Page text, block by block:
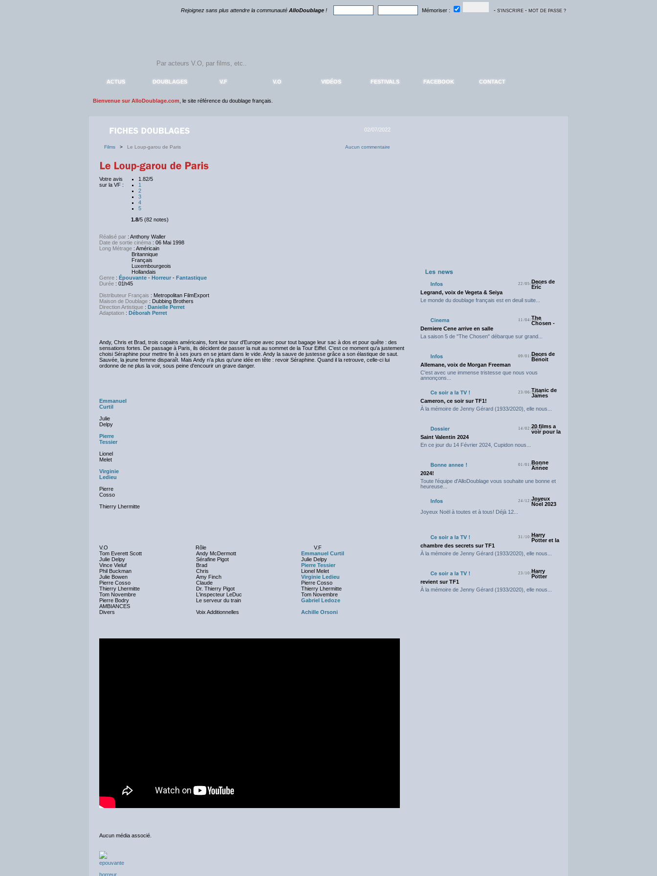
Rejoignez sans plus attendre la communauté AlloDoublage! Mémoriser : - S'INSCRIRE- MOT DE PASSE ?
ACTUS DOUBLAGES V.F V.O VIDÉOS FESTIVALS FACEBOOK CONTACT
Bienvenue sur AlloDoublage.com , le site référence du doublage français.
02/07/2022
Films > Le Loup-garou de Paris Aucun commentaire
Votre avis
sur la VF :
1.82/5
1
2
3
4
5
1.8/5 (82 notes)
Réalisé par : Anthony Waller
Date de sortie cinéma : 06 Mai 1998
Long Métrage : Américain
Britannique
Français
Luxembourgeois
Hollandais
Genre : Épouvante - Horreur - Fantastique
Durée : 01h45
Distributeur Français : Metropolitan FilmExport
Maison de Doublage : Dubbing Brothers
Direction Artistique : Danielle Perret
Adaptation : Déborah Perret
Andy, Chris et Brad, trois copains américains, font leur tour d'Europe avec pour tout bagage leur sac à dos et pour quête : des
sensations fortes. De passage à Paris, ils décident de passer la nuit au sommet de la Tour Eiffel. C'est ce moment qu'a justement
choisi Séraphine pour mettre fin à ses jours en se jetant dans le vide. Andy la sauve de justesse grâce a son élastique de saut.
Sauvée, la jeune femme disparaît. Mais Andy n'a plus qu'une idée en tête : revoir Séraphine. Quand il la retrouve, celle-ci lui
ordonne de ne plus la voir, sous peine d'encourir un grave danger.
Emmanuel
Curtil
Julie
Delpy
Pierre
Tessier
Lionel
Melet
Virginie
Ledieu
Pierre
Cosso
Thierry Lhermitte
V.O Rôle
V.F
Tom Everett Scott
Andy McDermott
Emmanuel Curtil
Julie Delpy
Sérafine Pigot
Julie Delpy
Vince Vieluf
Brad
Pierre Tessier
Phil Buckman
Chris
Lionel Melet
Julie Bowen
Amy Finch
Virginie Ledieu
Pierre Cosso
Claude
Pierre Cosso
Thierry Lhermitte
Dr. Thierry Pigot
Thierry Lhermitte
Tom Novembre
L'inspecteur LeDuc
Tom Novembre
Pierre Bodry
Le serveur du train
Gabriel Ledoze
AMBIANCES
Divers
Voix Additionnelles Achille Orsoni
Aucun média associé.
epouvante
horreur
22/05/2025Deces de
Eric
Legrand, voix de Vegeta & Seiya
Le monde du doublage français est en deuil suite...
11/04/2025
The
Chosen -
Derniere Cene arrive en salle
La saison 5 de "The Chosen" débarque sur grand...
09/01/2025Deces de
Benoit
Allemane, voix de Morgan Freeman
C'est avec une immense tristesse que nous vous
annonçons...
23/06/2024Titanic de
James
Cameron, ce soir sur TF1!
À la mémoire de Jenny Gérard (1933/2020), elle nous...
14/02/202420 films a
voir pour la
Saint Valentin 2024
En ce jour du 14 Février 2024, Cupidon nous...
01/01/2024
Bonne
Annee
2024!
Toute l'équipe d'AlloDoublage vous souhaite une bonne et
heureuse...
24/12/2023
Joyeux
Noel 2023
Joyeux Noël à toutes et à tous! Déjà 12...
31/10/2023
Harry
Potter et la
chambre des secrets sur TF1
À la mémoire de Jenny Gérard (1933/2020), elle nous...
23/10/2023
Harry
Potter
revient sur TF1
À la mémoire de Jenny Gérard (1933/2020), elle nous...